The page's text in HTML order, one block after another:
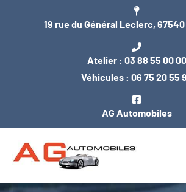
19 rue du Général Leclerc, 67540
Atelier : 03 88 55 00 00
Véhicules : 06 75 20 55
AG Automobiles